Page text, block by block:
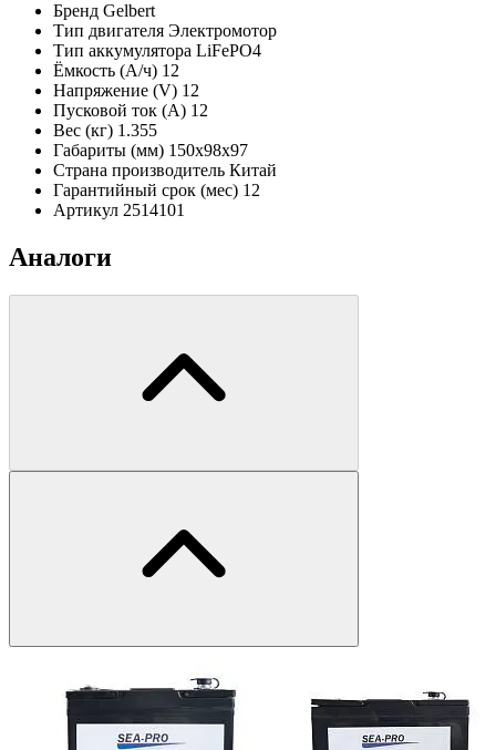
Бренд Gelbert
Тип двигателя Электромотор
Тип аккумулятора LiFePO4
Ёмкость (А/ч) 12
Напряжение (V) 12
Пусковой ток (А) 12
Вес (кг) 1.355
Габариты (мм) 150х98х97
Страна производитель Китай
Гарантийный срок (мес) 12
Артикул 2514101
Аналоги